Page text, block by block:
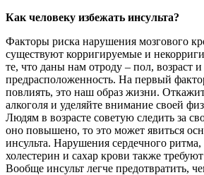
Как человеку избежать инсульта?
Факторы риска нарушения мозгового
существуют корригируемые и
те, что даны нам отроду – пол, возраст и
предрасположенность. На первый
повлиять, это наш образ жизни.
алкоголя и уделяйте внимание своей
Людям в возрасте советую следить за
оно повышено, то это может явиться
инсульта. Нарушения сердечного
холестерин и сахар крови также
Вообще инсульт легче предотвратить,